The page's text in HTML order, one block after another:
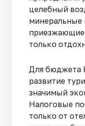
целебный
приезжающие
только
Для бюджета
развитие
значимый
Налоговые
только от